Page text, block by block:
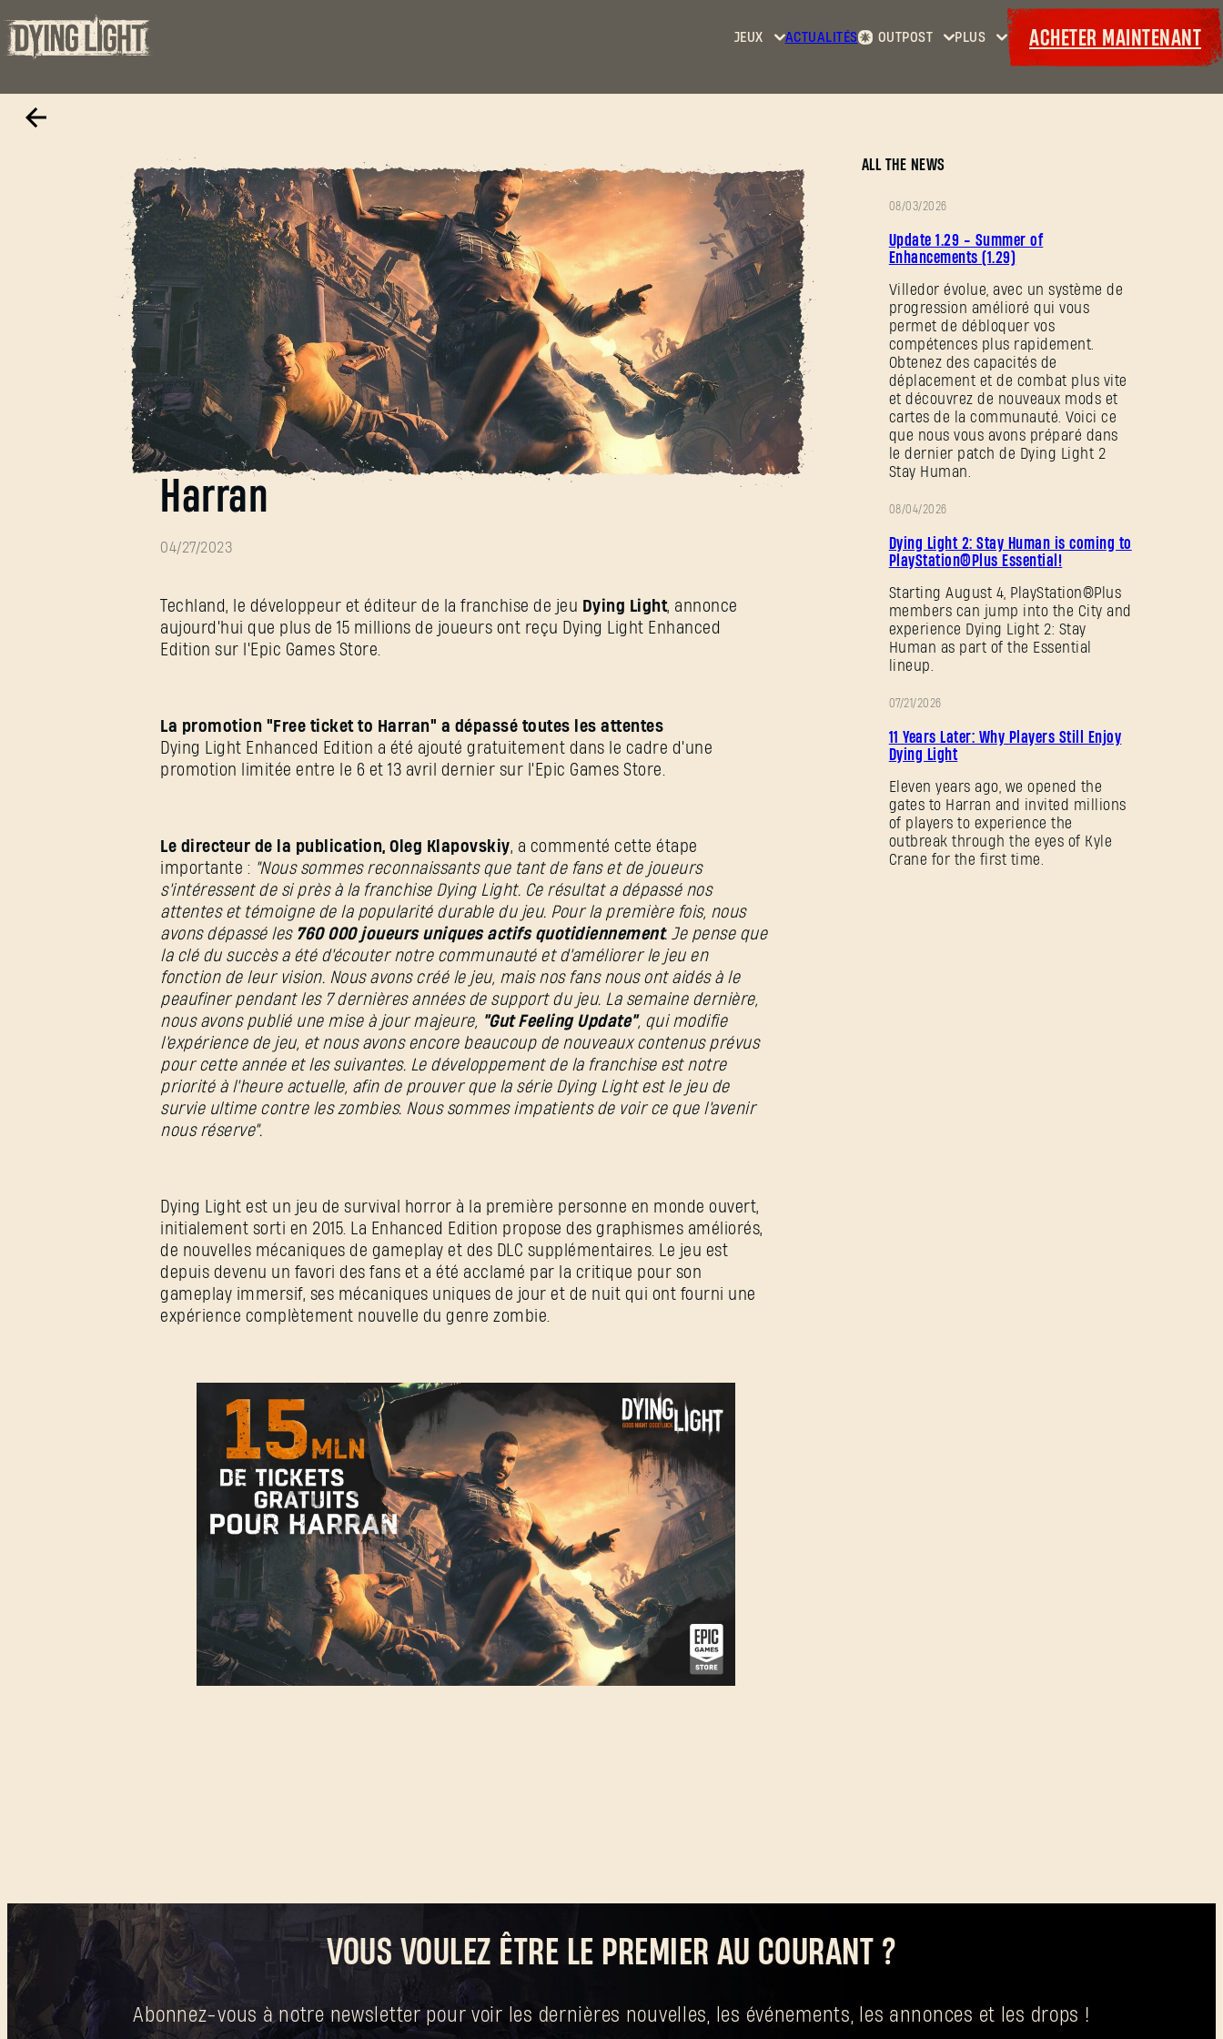
JEUX
Dying
Light
2: Stay
Human
Dying
Light:
The
Beast
ACTUALITÉS OUTPOST
Contrats
PLUS
Événements
Cadeaux
ACHETER MAINTENANT
15 millions de tickets gratuits pour
Harran
04/27/2023
Techland, le développeur et éditeur de la franchise de jeu Dying Light, annonce
aujourd'hui que plus de 15 millions de joueurs ont reçu Dying Light Enhanced
Edition sur l'Epic Games Store.
La promotion "Free ticket to Harran" a dépassé toutes les attentes
Dying Light Enhanced Edition a été ajouté gratuitement dans le cadre d'une
promotion limitée entre le 6 et 13 avril dernier sur l'Epic Games Store.
Le directeur de la publication, Oleg Klapovskiy, a commenté cette étape
importante : "Nous sommes reconnaissants que tant de fans et de joueurs
s'intéressent de si près à la franchise Dying Light. Ce résultat a dépassé nos
attentes et témoigne de la popularité durable du jeu. Pour la première fois, nous
avons dépassé les760 000 joueurs uniques actifs quotidiennement. Je pense que
la clé du succès a été d'écouter notre communauté et d'améliorer le jeu en
fonction de leur vision. Nous avons créé le jeu, mais nos fans nous ont aidés à le
peaufiner pendant les 7 dernières années de support du jeu. La semaine dernière,
nous avons publié une mise à jour majeure, "Gut Feeling Update", qui modifie
l'expérience de jeu, et nous avons encore beaucoup de nouveaux contenus prévus
pour cette année et les suivantes. Le développement de la franchise est notre
priorité à l'heure actuelle, afin de prouver que la série Dying Light est le jeu de
survie ultime contre les zombies. Nous sommes impatients de voir ce que l'avenir
nous réserve".
Dying Light est un jeu de survival horror à la première personne en monde ouvert,
initialement sorti en 2015. La Enhanced Edition propose des graphismes améliorés,
de nouvelles mécaniques de gameplay et des DLC supplémentaires. Le jeu est
depuis devenu un favori des fans et a été acclamé par la critique pour son
gameplay immersif, ses mécaniques uniques de jour et de nuit qui ont fourni une
expérience complètement nouvelle du genre zombie.
ALL THE NEWS
08/03/2026
Update 1.29 - Summer of
Enhancements (1.29)
Villedor évolue, avec un système de
progression amélioré qui vous
permet de débloquer vos
compétences plus rapidement.
Obtenez des capacités de
déplacement et de combat plus vite
et découvrez de nouveaux mods et
cartes de la communauté. Voici ce
que nous vous avons préparé dans
le dernier patch de Dying Light 2
Stay Human.
08/04/2026
Dying Light 2: Stay Human is coming to
PlayStation®Plus Essential!
Starting August 4, PlayStation®Plus
members can jump into the City and
experience Dying Light 2: Stay
Human as part of the Essential
lineup.
07/21/2026
11 Years Later: Why Players Still Enjoy
Dying Light
Eleven years ago, we opened the
gates to Harran and invited millions
of players to experience the
outbreak through the eyes of Kyle
Crane for the first time.
VOUS VOULEZ ÊTRE LE PREMIER AU COURANT ?
Abonnez-vous à notre newsletter pour voir les dernières nouvelles, les événements, les annonces et les drops !
SE CONNECTER
Adresse e-mail
Mot de passe
Caps
Mot de passe oublié ?